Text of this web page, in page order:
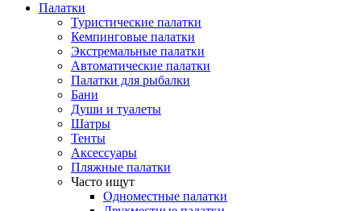
Палатки
Туристические палатки
Кемпинговые палатки
Экстремальные палатки
Автоматические палатки
Палатки для рыбалки
Бани
Души и туалеты
Шатры
Тенты
Аксессуары
Пляжные палатки
Часто ищут
Одноместные палатки